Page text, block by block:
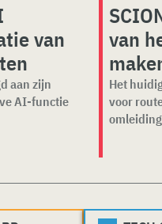
van
aan zijn
AI-functie
van
Het
voor